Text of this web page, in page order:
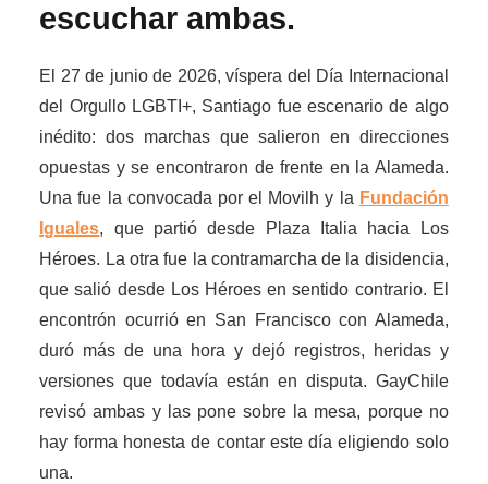
escuchar ambas.
El 27 de junio de 2026, víspera del Día Internacional
del Orgullo LGBTI+, Santiago fue escenario de algo
inédito: dos marchas que salieron en direcciones
opuestas y se encontraron de frente en la Alameda.
Una fue la convocada por el Movilh y la Fundación
Iguales, que partió desde Plaza Italia hacia Los
Héroes. La otra fue la contramarcha de la disidencia,
que salió desde Los Héroes en sentido contrario. El
encontrón ocurrió en San Francisco con Alameda,
duró más de una hora y dejó registros, heridas y
versiones que todavía están en disputa. GayChile
revisó ambas y las pone sobre la mesa, porque no
hay forma honesta de contar este día eligiendo solo
una.